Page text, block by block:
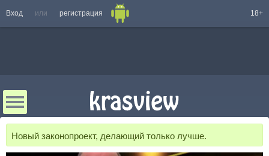
Вход или регистрация 18+
Новый законопроект, делающий только лучше.